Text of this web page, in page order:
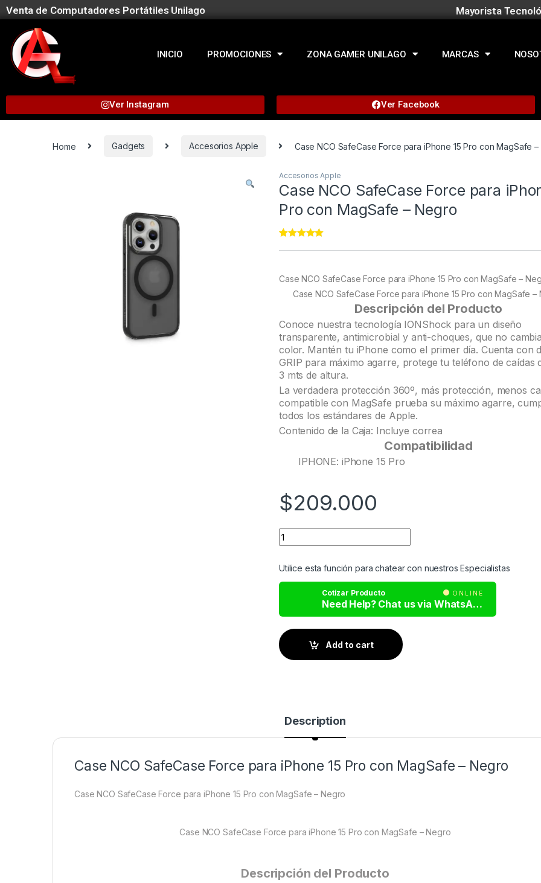
Venta de Computadores Portátiles Unilago Mayorista
INICIO PROMOCIONES ZONA GAMER UNILAGO MARCAS
Ver Instagram Ver Facebook
Home Gadgets Accesorios Apple Case NCO SafeCase Force para iPhone 15 Pro con MagSafe
Accesorios Apple
Case NCO SafeCase Force para
Pro con MagSafe – Negro
ratings
Case NCO SafeCase Force para iPhone 15 Pro con MagSafe –
Case NCO SafeCase Force para iPhone 15 Pro con MagSafe –
Descripción del Producto
Conoce nuestra tecnología IONShock para un diseño
transparente, antimicrobial y anti-choques, que no
color. Mantén tu iPhone como el primer día. Cuenta con
GRIP para máximo agarre, protege tu teléfono de caídas
3 mts de altura.
La verdadera protección 360º, más protección, menos
compatible con MagSafe prueba su máximo agarre,
todos los estándares de Apple.
Contenido de la Caja: Incluye correa
Compatibilidad
IPHONE: iPhone 15 Pro
$209.000
Utilice esta función para chatear con nuestros Especialistas
Cotizar Producto ONLINE
Need Help? Chat us via WhatsApp
Add to cart
Description
Case NCO SafeCase Force para iPhone 15 Pro con MagSafe – Negro
Case NCO SafeCase Force para iPhone 15 Pro con MagSafe – Negro
Case NCO SafeCase Force para iPhone 15 Pro con MagSafe – Negro
Descripción del Producto